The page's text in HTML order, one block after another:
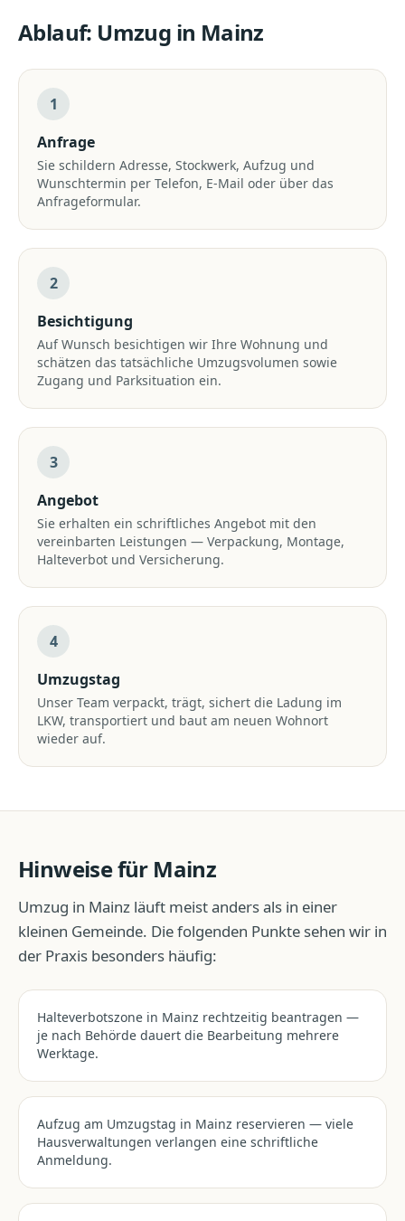
Ablauf: Umzug in Mainz
1
Anfrage
Sie schildern Adresse, Stockwerk, Aufzug und
Wunschtermin per Telefon, E-Mail oder über das
Anfrageformular.
2
Besichtigung
Auf Wunsch besichtigen wir Ihre Wohnung und
schätzen das tatsächliche Umzugsvolumen sowie
Zugang und Parksituation ein.
3
Angebot
Sie erhalten ein schriftliches Angebot mit den
vereinbarten Leistungen — Verpackung, Montage,
Halteverbot und Versicherung.
4
Umzugstag
Unser Team verpackt, trägt, sichert die Ladung im
LKW, transportiert und baut am neuen Wohnort
wieder auf.
Hinweise für Mainz
Umzug in Mainz läuft meist anders als in einer
kleinen Gemeinde. Die folgenden Punkte sehen wir in
der Praxis besonders häufig:
Halteverbotszone in Mainz rechtzeitig beantragen —
je nach Behörde dauert die Bearbeitung mehrere
Werktage.
Aufzug am Umzugstag in Mainz reservieren — viele
Hausverwaltungen verlangen eine schriftliche
Anmeldung.